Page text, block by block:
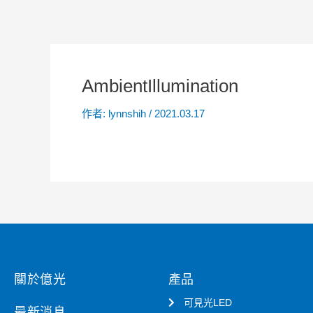
AmbientIllumination
作者: lynnshih / 2021.03.17
關於億光 產品
可見光LED